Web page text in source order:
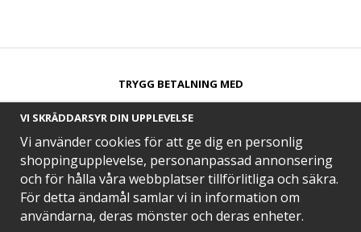
TRYGG BETALNING MED​
SNABB LEVERANS MED
VI SKRÄDDARSYR DIN UPPLEVELSE
Vi använder cookies för att ge dig en personlig
shoppingupplevelse, personanpassad annonsering
och för hålla våra webbplatser tillförlitliga och säkra.
För detta ändamål samlar vi in information om
användarna, deras mönster och deras enheter.